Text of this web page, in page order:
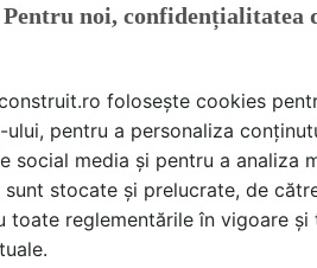
Galei SHARE ARCHITECTS
Pentru noi, confidențialitatea
folosește cookies
ului, pentru a personaliza
social media și pentru a analiza
sunt stocate și prelucrate, de
toate reglementările în vigoare